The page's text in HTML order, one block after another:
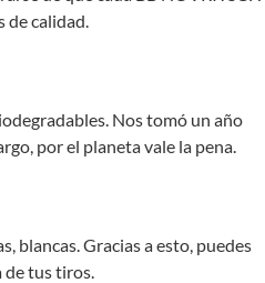
de calidad.
Nos tomó un año
por el planeta vale la pena.
blancas. Gracias a esto, puedes
de tus tiros.